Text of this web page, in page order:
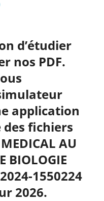
d’étudier
nos PDF.
application
fichiers
MEDICAL AU
BIOLOGIE
1550224
2026.